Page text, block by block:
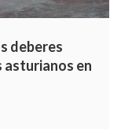
deberes
asturianos en